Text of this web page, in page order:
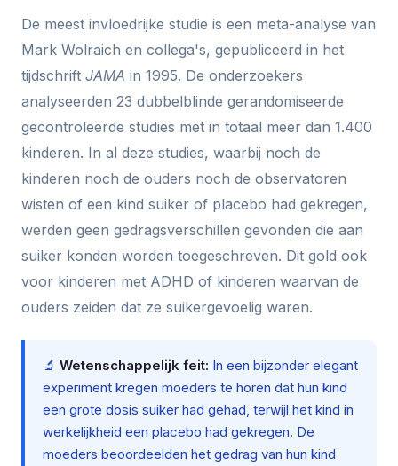
De meest invloedrijke studie is een meta-analyse van
Mark Wolraich en collega's, gepubliceerd in het
tijdschrift JAMA in 1995. De onderzoekers
analyseerden 23 dubbelblinde gerandomiseerde
gecontroleerde studies met in totaal meer dan 1.400
kinderen. In al deze studies, waarbij noch de
kinderen noch de ouders noch de observatoren
wisten of een kind suiker of placebo had gekregen,
werden geen gedragsverschillen gevonden die aan
suiker konden worden toegeschreven. Dit gold ook
voor kinderen met ADHD of kinderen waarvan de
ouders zeiden dat ze suikergevoelig waren.
🔬 Wetenschappelijk feit: In een bijzonder elegant
experiment kregen moeders te horen dat hun kind
een grote dosis suiker had gehad, terwijl het kind in
werkelijkheid een placebo had gekregen. De
moeders beoordeelden het gedrag van hun kind